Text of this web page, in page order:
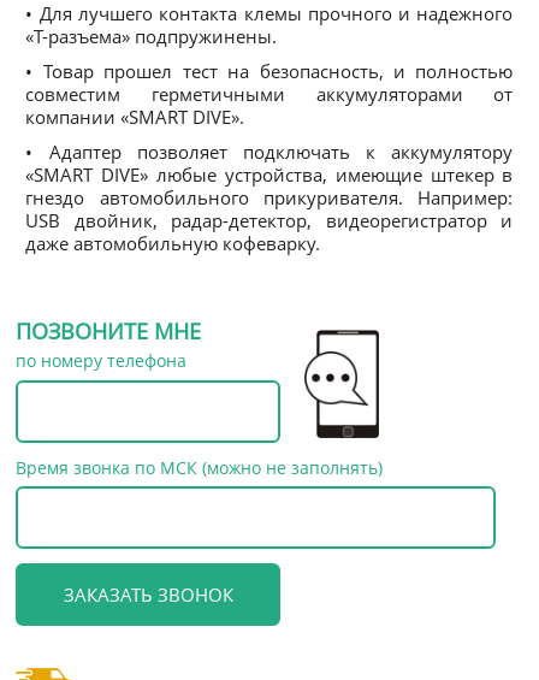
• Для лучшего контакта клемы прочного и надежного
«T-разъема» подпружинены.
• Товар прошел тест на безопасность, и полностью
совместим герметичными аккумуляторами от
компании «SMART DIVE».
• Адаптер позволяет подключать к аккумулятору
«SMART DIVE» любые устройства, имеющие штекер в
гнездо автомобильного прикуривателя. Например:
USB двойник, радар-детектор, видеорегистратор и
даже автомобильную кофеварку.
ПОЗВОНИТЕ МНЕ
по номеру телефона
Время звонка по МСК (можно не заполнять)